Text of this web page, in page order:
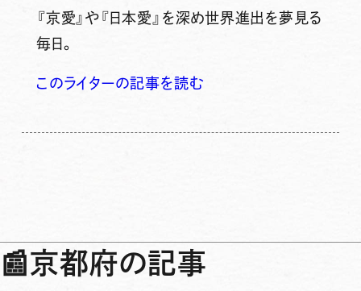
『京愛』や『日本愛』を深め世界進出を夢見る
毎日。
このライターの記事を読む
📰京都府の記事